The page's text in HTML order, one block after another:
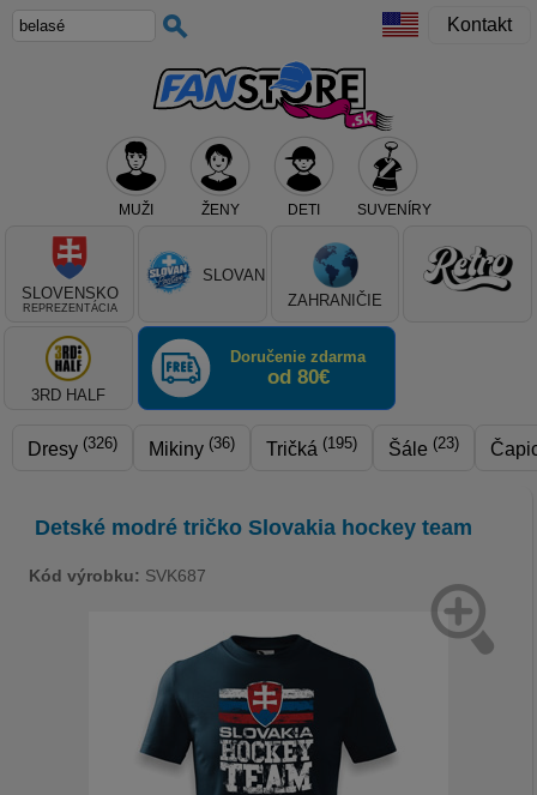
Kontakt
MUŽI ŽENY DETI SUVENÍRY
Teraz vyberte klub, alebo typ výrobku
SLOVENSKO
REPREZENTÁCIA
SLOVAN
ZAHRANIČIE
3RD HALF
Doručenie zdarma
od 80€
Dresy (326) Mikiny (36) Tričká (195) Šále (23)
Detské modré tričko Slovakia hockey team
Kód výrobku: SVK687